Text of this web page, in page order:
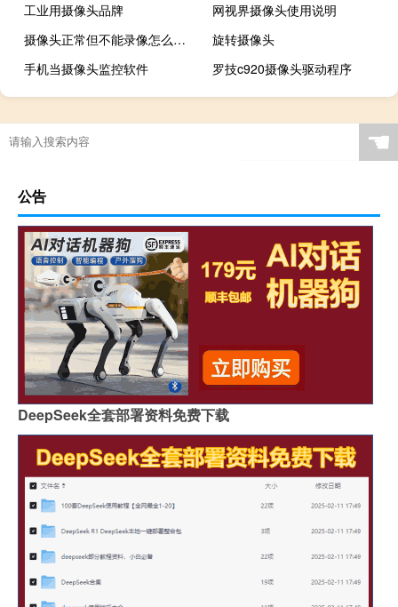
工业用摄像头品牌
网视界摄像头使用说明
摄像头正常但不能录像怎么回事
旋转摄像头
手机当摄像头监控软件
罗技c920摄像头驱动程序
☚
公告
DeepSeek全套部署资料免费下载